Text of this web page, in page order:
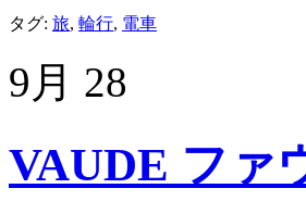
タグ: 旅, 輪行, 電車
9月 28
VAUDE ファ